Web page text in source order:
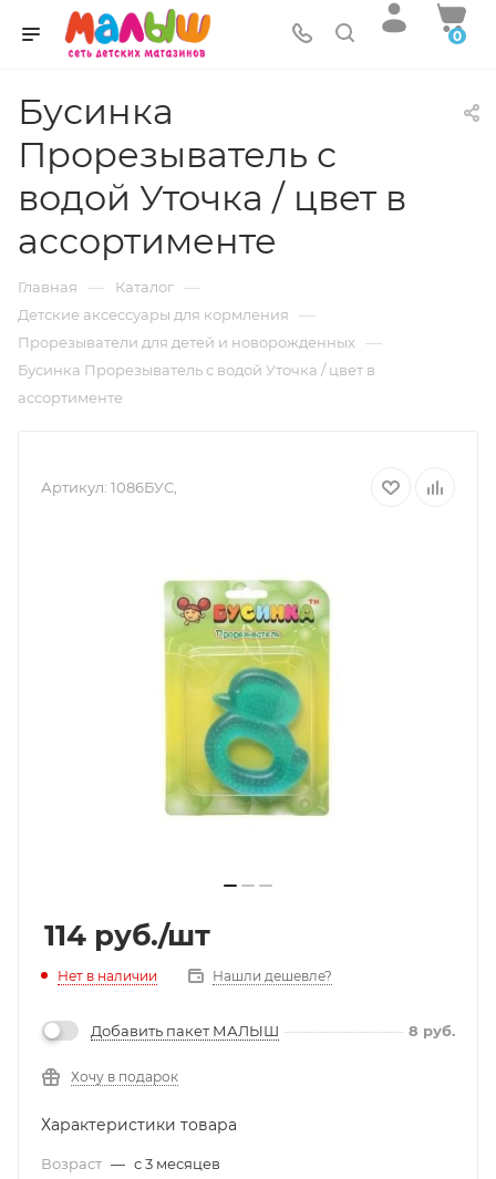
0
Бусинка
Прорезыватель с
водой Уточка / цвет в
ассортименте
Главная — Каталог —
Детские аксессуары для кормления —
Прорезыватели для детей и новорожденных —
Бусинка Прорезыватель с водой Уточка / цвет в
ассортименте
Артикул: 1086БУС,
114 руб./шт
Нет в наличии Нашли дешевле?
Добавить пакет МАЛЫШ 8 руб.
Хочу в подарок
Характеристики товара
Возраст — с 3 месяцев